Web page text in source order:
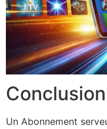
Conclusion
Un Abonnement